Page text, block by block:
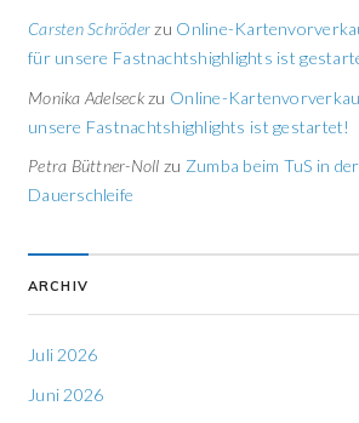
Carsten Schröder zu Online-
für unsere Fastnachtshighlights ist
Monika Adelseckzu Online-
unsere Fastnachtshighlights ist gestartet!
Petra Büttner-Noll zu Zumba beim TuS in der
Dauerschleife
ARCHIV
Juli 2026
Juni 2026